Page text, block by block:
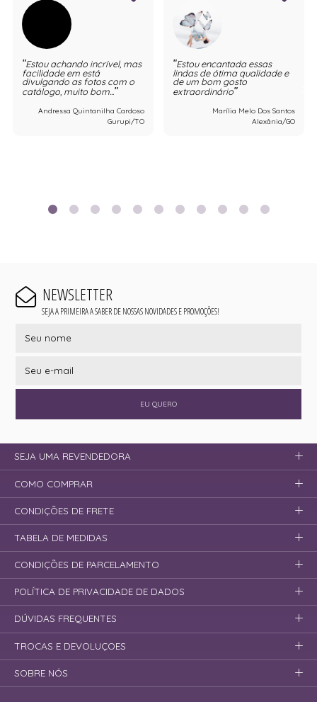
Estou achando incrível, mas
facilidade em está
divulgando as fotos com o
catálogo, muito bom...
Andressa Quintanilha Cardoso
Gurupi/TO
Estou encantada essas
lindas de ótima qualidade e
de um bom gosto
extraordinário
Marília Melo Dos Santos
Alexânia/GO
NEWSLETTER
SEJA A PRIMEIRA A SABER DE NOSSAS NOVIDADES E PROMOÇÕES!
EU QUERO
SEJA UMA REVENDEDORA
COMO COMPRAR
CONDIÇÕES DE FRETE
TABELA DE MEDIDAS
CONDIÇÕES DE PARCELAMENTO
POLÍTICA DE PRIVACIDADE DE DADOS
DÚVIDAS FREQUENTES
TROCAS E DEVOLUÇOES
SOBRE NÓS